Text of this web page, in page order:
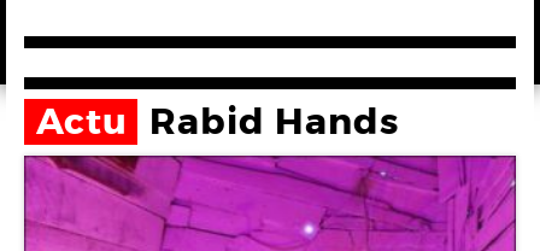
Actu Rabid Hands